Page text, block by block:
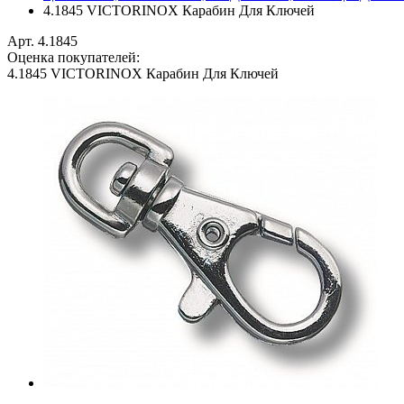
4.1845 VICTORINOX Карабин Для Ключей
Арт. 4.1845
Оценка покупателей:
4.1845 VICTORINOX Карабин Для Ключей